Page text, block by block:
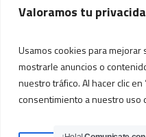
Valoramos tu
Usamos cookies para mejorar
mostrarle anuncios o
nuestro tráfico. Al hacer clic en
consentimiento a nuestro uso